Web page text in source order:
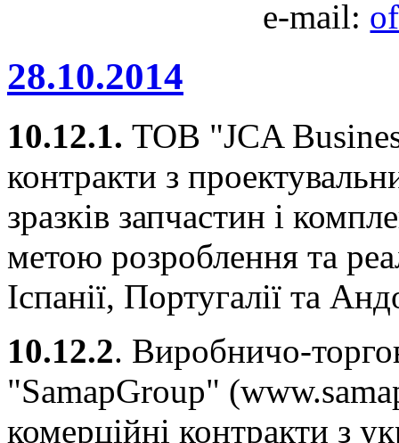
e-mail:
28.10.2014
10.12.1. ТОВ "JCA
контракти з
зразків запчастин і
метою розроблення та
Іспанії, Португалії та
10.12.2. Виробничо-
"SamapGroup"
комерційні контракти з